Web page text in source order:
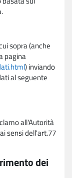
sopra (anche
pagina
) inviando
al seguente
all'Autorità
sensi dell'art.77
dei